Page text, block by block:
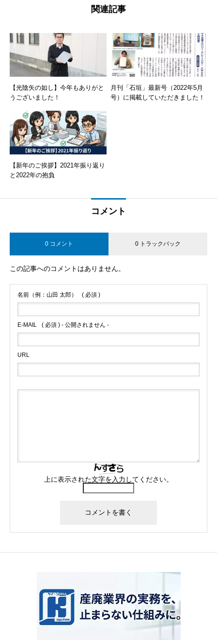
関連記事
【光陰矢の如し】今年もありがと
うございました！
月刊「石垣」最新号（2022年5月
号）に掲載していただきました！
【新年のご挨拶】2021年振り返り
と2022年の抱負
コメント
0 コメント 0 トラックバック
この記事へのコメントはありません。
名前（例：山田 太郎） ( 必須 )
E-MAIL ( 必須 ) - 公開されません -
URL
上に表示された文字を入力してください。